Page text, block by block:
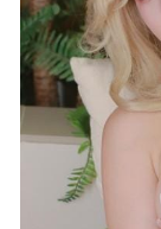
樱晚gigi –
神楽坂真冬 –
[Xiuren秀人网
2025-01-25
[Xiuren秀人
Booty[85+1P/